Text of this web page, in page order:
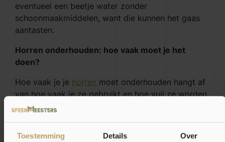
Toestemming Details Over
eventueel een beetje water zonder
schoonmaakmiddelen, want die kunnen het gaas
aantasten.
Horren onderhouden: hoe vaak moet je het
doen?
Hoe vaak je je horren moet onderhouden hangt af
van hoe vaak je ze gebruikt en hoe vuil ze worden.
Over het algemeen is het aan te raden om je